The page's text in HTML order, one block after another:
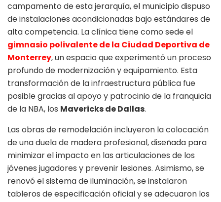
campamento de esta jerarquía, el municipio dispuso
de instalaciones acondicionadas bajo estándares de
alta competencia. La clínica tiene como sede el
gimnasio polivalente de la Ciudad Deportiva de
Monterrey, un espacio que experimentó un proceso
profundo de modernización y equipamiento. Esta
transformación de la infraestructura pública fue
posible gracias al apoyo y patrocinio de la franquicia
de la NBA, los Mavericks de Dallas.
Las obras de remodelación incluyeron la colocación
de una duela de madera profesional, diseñada para
minimizar el impacto en las articulaciones de los
jóvenes jugadores y prevenir lesiones. Asimismo, se
renovó el sistema de iluminación, se instalaron
tableros de especificación oficial y se adecuaron los